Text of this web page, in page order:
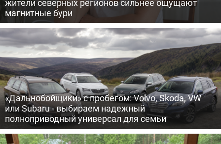
жители северных регионов сильнее ощущают
магнитные бури
«Дальнобойщики» с пробегом: Volvo, Skoda, VW
или Subaru - выбираем надежный
полноприводный универсал для семьи